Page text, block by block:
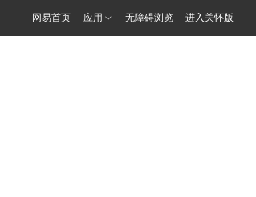
网易首页 应用 无障碍浏览 进入关怀版